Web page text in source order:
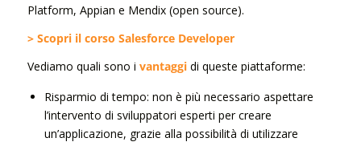
Platform, Appian e Mendix (open source).
> Scopri il corso Salesforce Developer
Vediamo quali sono i vantaggidi queste piattaforme:
Risparmio di tempo: non è più necessario aspettare
l’intervento di sviluppatori esperti per creare
un’applicazione, grazie alla possibilità di utilizzare